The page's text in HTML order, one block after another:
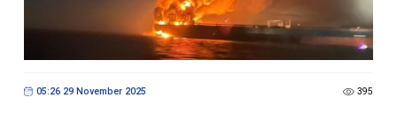
05:26 29 November 2025 395